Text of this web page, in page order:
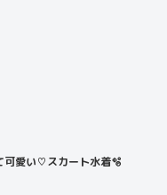
可愛い♡スカート水着🫧